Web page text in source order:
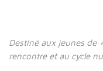
Destiné aux jeunes de
rencontre et au cycle